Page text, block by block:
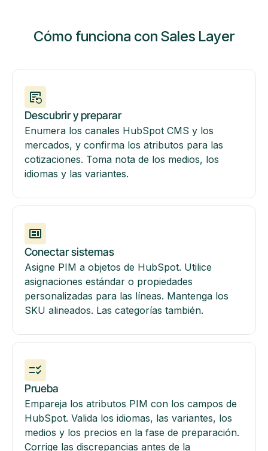
Cómo funciona con Sales Layer
Descubrir y preparar
Enumera los canales HubSpot CMS y los
mercados, y confirma los atributos para las
cotizaciones. Toma nota de los medios, los
idiomas y las variantes.
Conectar sistemas
Asigne PIM a objetos de HubSpot. Utilice
asignaciones estándar o propiedades
personalizadas para las líneas. Mantenga los
SKU alineados. Las categorías también.
Prueba
Empareja los atributos PIM con los campos de
HubSpot. Valida los idiomas, las variantes, los
medios y los precios en la fase de preparación.
Corrige las discrepancias antes de la